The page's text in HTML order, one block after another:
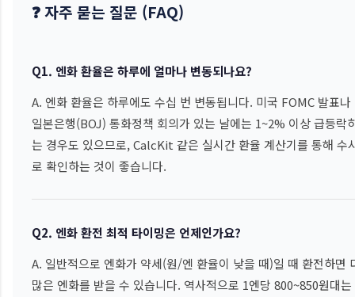
❓ 자주 묻는 질문 (FAQ)
Q1. 엔화 환율은 하루에 얼마나 변동되나요?
A. 엔화 환율은 하루에도 수십 번 변동됩니다. 미국 FOMC 발표나
일본은행(BOJ) 통화정책 회의가 있는 날에는 1~2% 이상 급등락
는 경우도 있으므로, CalcKit 같은 실시간 환율 계산기를 통해 수
로 확인하는 것이 좋습니다.
Q2. 엔화 환전 최적 타이밍은 언제인가요?
A. 일반적으로 엔화가 약세(원/엔 환율이 낮을 때)일 때 환전하면
많은 엔화를 받을 수 있습니다. 역사적으로 1엔당 800~850원대는